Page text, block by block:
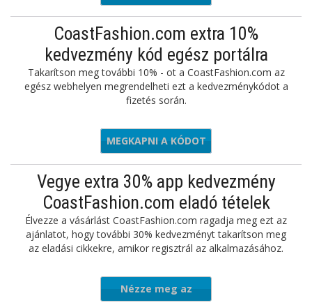
CoastFashion.com extra 10%
kedvezmény kód egész portálra
Takarítson meg további 10% - ot a CoastFashion.com az
egész webhelyen megrendelheti ezt a kedvezménykódot a
fizetés során.
EXTRA
MEGKAPNI A KÓDOT
Vegye extra 30% app kedvezmény
CoastFashion.com eladó tételek
Élvezze a vásárlást CoastFashion.com ragadja meg ezt az
ajánlatot, hogy további 30% kedvezményt takarítson meg
az eladási cikkekre, amikor regisztrál az alkalmazásához.
Nézze meg az